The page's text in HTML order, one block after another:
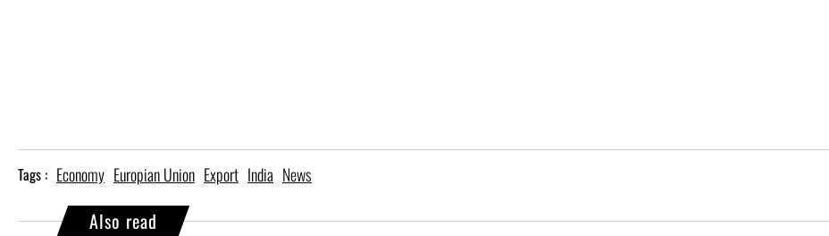
Tags : Economy Europian Union Export India News
Also read